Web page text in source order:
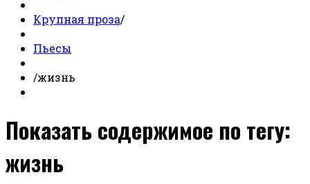
Крупная проза/
Пьесы
/жизнь
Показать содержимое по тегу:
жизнь